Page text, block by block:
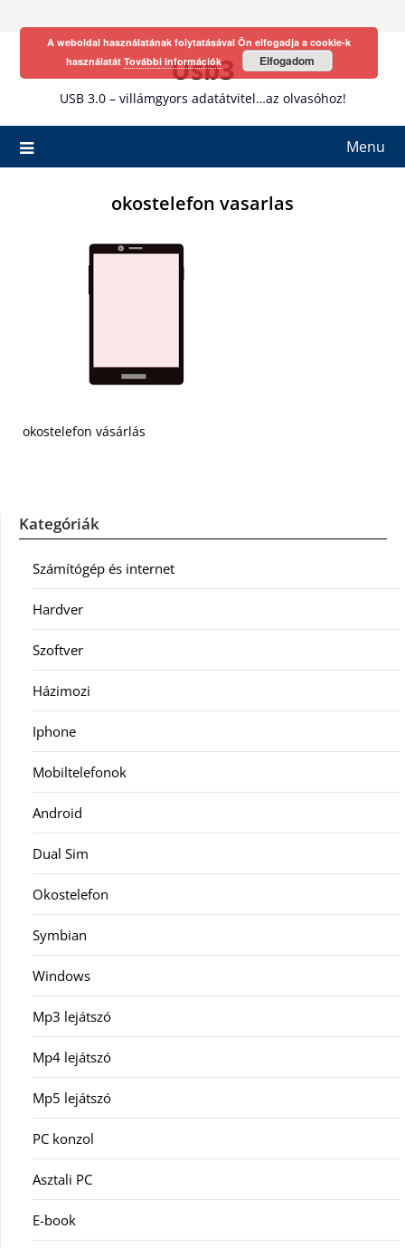
Usb3
USB 3.0 – villámgyors adatátvitel…az olvasóhoz!
Menu
okostelefon vasarlas
okostelefon vásárlás
Kategóriák
Számítógép és internet
Hardver
Szoftver
Házimozi
Iphone
Mobiltelefonok
Android
Dual Sim
Okostelefon
Symbian
Windows
Mp3 lejátszó
Mp4 lejátszó
Mp5 lejátszó
PC konzol
Asztali PC
E-book
A weboldal használatának folytatásával Ön elfogadja a cookie-k
használatát További információk Elfogadom